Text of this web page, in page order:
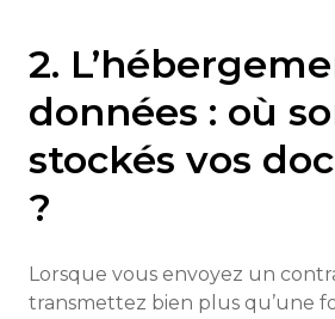
2.
données : où
stockés vos
?
Lorsque vous envoyez un
transmettez bien plus qu’une